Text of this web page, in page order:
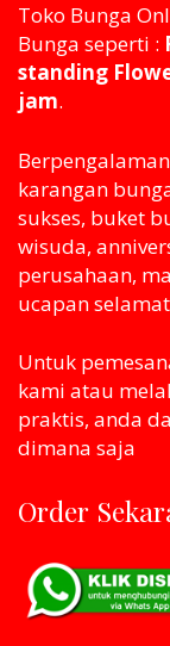
Toko Bunga
Bunga seperti :
standing
jam.
karangan
sukses, buket
wisuda,
perusahaan,
ucapan
Untuk
kami atau
praktis, anda
dimana saja
Order